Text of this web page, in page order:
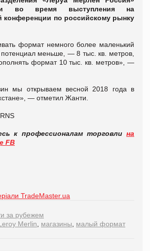
во время выступления на
конференции по российскому рынку
формат немного более маленький
потенциал меньше, — 8 тыс. кв. метров,
формат 10 тыс. кв. метров», —
мы открываем весной 2018 года в
— отметил Жанти.
к профессионалам торговли на
FB
TradeMaster.ua
за рубежем
Merlin магазины малый формат